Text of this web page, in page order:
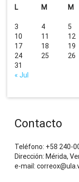
L
M M
« Jul
3
4 5
10
11 12
17
18 19
24
25 26
31
Contacto
Teléfono: +58 240-
Dirección: Mérida,
e-mail: